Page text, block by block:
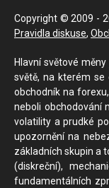
Copyright © 2009 -
Pravidla diskuse,
Hlavní světové
světě, na kterém se
obchodník na
neboli obchodování
volatility a prudké
upozornění na
základních skupin a
(diskreční),
fundamentálních